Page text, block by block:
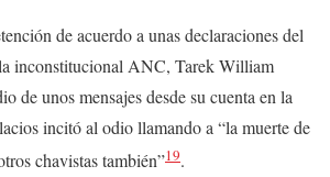
de acuerdo a unas declaraciones del
inconstitucional ANC, Tarek William
de unos mensajes desde su cuenta en la
incitó al odio llamando a “la muerte de
chavistas también”19.